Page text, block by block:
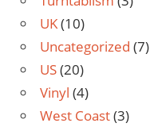
UK(10)
Uncategorized (7)
US(20)
Vinyl (4)
West Coast(3)